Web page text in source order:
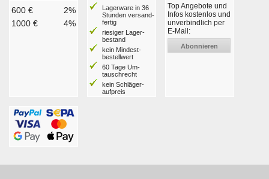
600 €
2%
1000 €
4%
Lagerware in 36
Stunden ver­sand­
fertig
riesiger Lager­
bestand
kein Mindest­
bestell­wert
60 Tage Um­
tausch­recht
kein Schläger­
aufpreis
Top Angebote und
Infos kostenlos und
unverbindlich per
E-Mail:
Abonnieren